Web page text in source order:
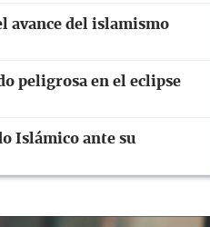
avance del islamismo
peligrosa en el eclipse
Islámico ante su